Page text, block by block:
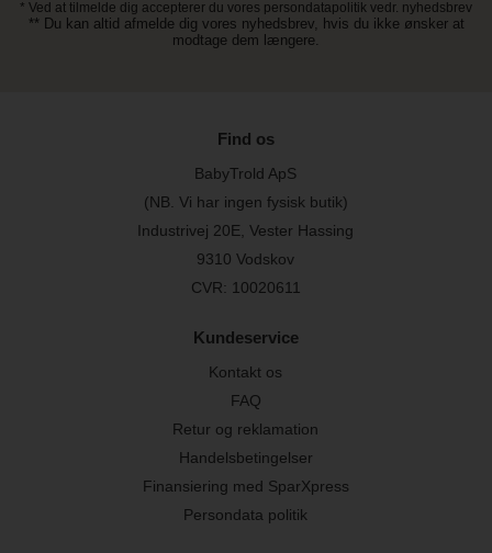
* Ved at tilmelde dig accepterer du vores persondatapolitik vedr. nyhedsbrev
** Du kan altid afmelde dig vores nyhedsbrev, hvis du ikke ønsker at
modtage dem længere.
Find os
BabyTrold ApS
(NB. Vi har ingen fysisk butik)
Industrivej 20E, Vester Hassing
9310 Vodskov
CVR: 10020611
Kundeservice
Kontakt os
FAQ
Retur og reklamation
Handelsbetingelser
Finansiering med SparXpress
Persondata politik